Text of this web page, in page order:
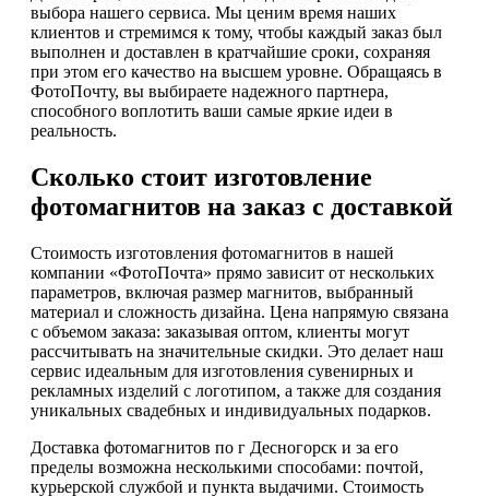
выбора нашего сервиса. Мы ценим время наших
клиентов и стремимся к тому, чтобы каждый заказ был
выполнен и доставлен в кратчайшие сроки, сохраняя
при этом его качество на высшем уровне. Обращаясь в
ФотоПочту, вы выбираете надежного партнера,
способного воплотить ваши самые яркие идеи в
реальность.
Сколько стоит изготовление
фотомагнитов на заказ с доставкой
Стоимость изготовления фотомагнитов в нашей
компании «ФотоПочта» прямо зависит от нескольких
параметров, включая размер магнитов, выбранный
материал и сложность дизайна. Цена напрямую связана
с объемом заказа: заказывая оптом, клиенты могут
рассчитывать на значительные скидки. Это делает наш
сервис идеальным для изготовления сувенирных и
рекламных изделий с логотипом, а также для создания
уникальных свадебных и индивидуальных подарков.
Доставка фотомагнитов по г Десногорск и за его
пределы возможна несколькими способами: почтой,
курьерской службой и пункта выдачими. Стоимость